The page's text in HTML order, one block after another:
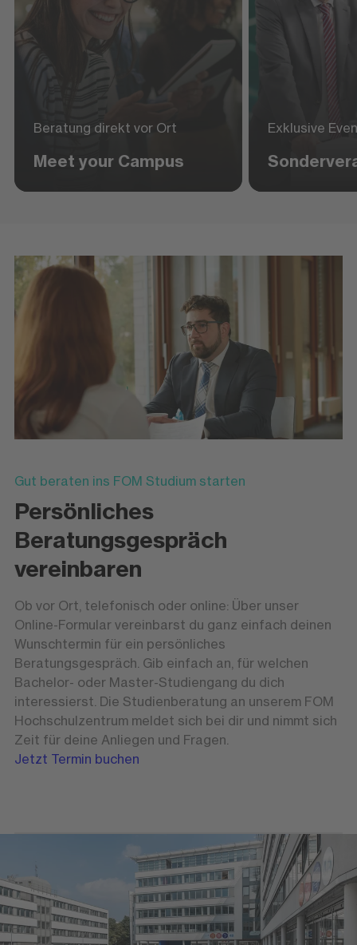
Beratung direkt vor Ort
Meet your Campus
Exklusive
Gut beraten ins FOM Studium starten
Persönliches
Beratungsgespräch
vereinbaren
Ob vor Ort, telefonisch oder online: Über unser
Online-Formular vereinbarst du ganz einfach deinen
Wunschtermin für ein persönliches
Beratungsgespräch. Gib einfach an, für welchen
Bachelor- oder Master-Studiengang du dich
interessierst. Die Studienberatung an unserem FOM
Hochschulzentrum meldet sich bei dir und nimmt sich
Zeit für deine Anliegen und Fragen.
Jetzt Termin buchen